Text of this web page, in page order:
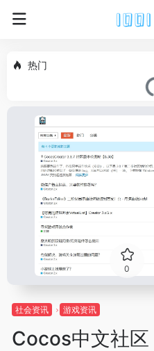
热门
0
社会资讯 游戏资讯
Cocos中文社区